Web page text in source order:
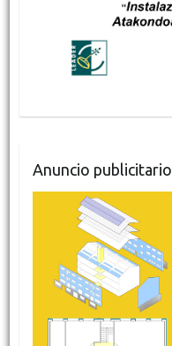
Anuncio publicitario